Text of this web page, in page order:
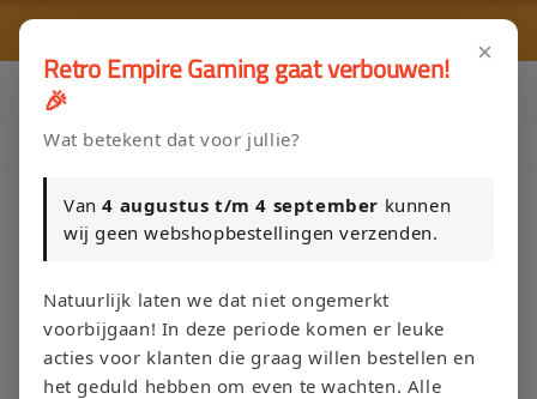
naar de
Klik Hier en Verkoop je Game of TCG collectie aan Retro Empire
Nieuw: zoek je Magic-deck automatisch op in onze voorraad.
×
Retro Empire Gaming gaat verbouwen!
🎉
Wat betekent dat voor jullie?
Van4 augustus t/m 4 september kunnen
wij geen webshopbestellingen verzenden.
Natuurlijk laten we dat niet ongemerkt
voorbijgaan! In deze periode komen er leuke
acties voor klanten die graag willen bestellen en
het geduld hebben om even te wachten. Alle